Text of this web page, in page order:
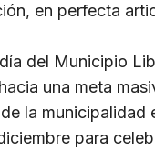
en perfecta
del Municipio
una meta
la
para